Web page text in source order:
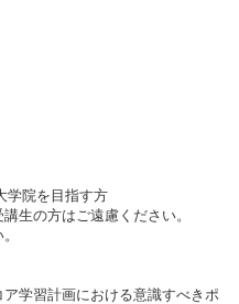
学院を目指す方
生の方はご遠慮ください。
学習計画における意識すべきポ